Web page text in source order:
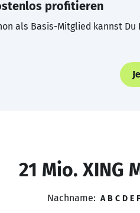
profitieren
als Basis-Mitglied kannst
21 Mio. XING
Nachname: A B C D E F